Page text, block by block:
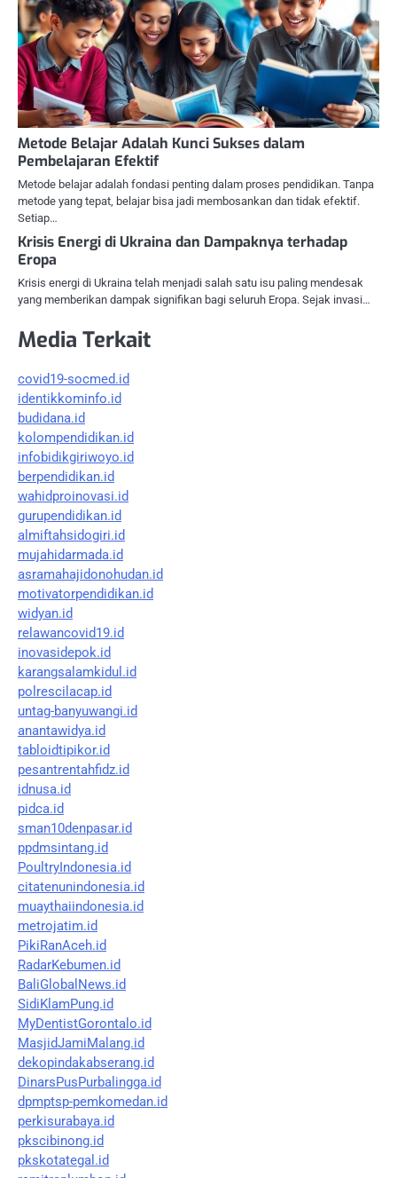
Metode Belajar Adalah Kunci Sukses dalam
Pembelajaran Efektif
Metode belajar adalah fondasi penting dalam proses pendidikan. Tanpa
metode yang tepat, belajar bisa jadi membosankan dan tidak efektif.
Setiap…
Krisis Energi di Ukraina dan Dampaknya terhadap
Eropa
Krisis energi di Ukraina telah menjadi salah satu isu paling mendesak
yang memberikan dampak signifikan bagi seluruh Eropa. Sejak invasi…
Media Terkait
covid19-socmed.id
identikkominfo.id
budidana.id
kolompendidikan.id
infobidikgiriwoyo.id
berpendidikan.id
wahidproinovasi.id
gurupendidikan.id
almiftahsidogiri.id
mujahidarmada.id
asramahajidonohudan.id
motivatorpendidikan.id
widyan.id
relawancovid19.id
inovasidepok.id
karangsalamkidul.id
polrescilacap.id
untag-banyuwangi.id
anantawidya.id
tabloidtipikor.id
pesantrentahfidz.id
idnusa.id
pidca.id
sman10denpasar.id
ppdmsintang.id
PoultryIndonesia.id
citatenunindonesia.id
muaythaiindonesia.id
metrojatim.id
PikiRanAceh.id
RadarKebumen.id
BaliGlobalNews.id
SidiKlamPung.id
MyDentistGorontalo.id
MasjidJamiMalang.id
dekopindakabserang.id
DinarsPusPurbalingga.id
dpmptsp-pemkomedan.id
perkisurabaya.id
pkscibinong.id
pkskotategal.id